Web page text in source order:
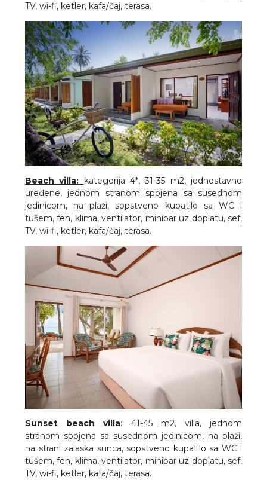
TV, wi-fi, ketler, kafa/čaj, terasa.
Beach villa: kategorija 4*, 31-35 m2, jednostavno
uređene, jednom stranom spojena sa susednom
jedinicom, na plaži, sopstveno kupatilo sa WC i
tušem, fen, klima, ventilator, minibar uz doplatu, sef,
TV, wi-fi, ketler, kafa/čaj, terasa.
Sunset beach villa: 41-45 m2, villa, jednom
stranom spojena sa susednom jedinicom, na plaži,
na strani zalaska sunca, sopstveno kupatilo sa WC i
tušem, fen, klima, ventilator, minibar uz doplatu, sef,
TV, wi-fi, ketler, kafa/čaj, terasa.